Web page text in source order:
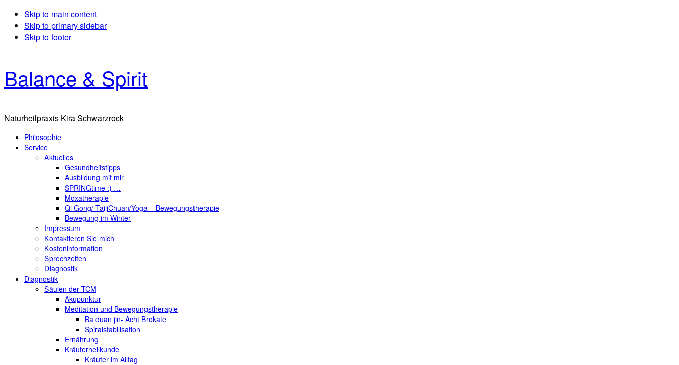
Skip to main content
Skip to primary sidebar
Skip to footer
Balance & Spirit
Naturheilpraxis Kira Schwarzrock
Philosophie
Service
Aktuelles
Gesundheitstipps
Ausbildung mit mir
SPRINGtime :) …
Moxatherapie
Qi Gong/ TaijiChuan/Yoga – Bewegungstherapie
Bewegung im Winter
Impressum
Kontaktieren Sie mich
Kosteninformation
Sprechzeiten
Diagnostik
Diagnostik
Säulen der TCM
Akupunktur
Meditation und Bewegungstherapie
Ba duan jin- Acht Brokate
Spiralstabilisation
Ernährung
Kräuterheilkunde
Kräuter im Alltag